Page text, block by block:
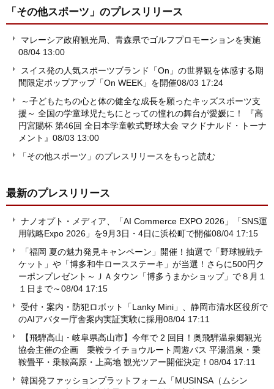
「その他スポーツ」 のプレスリリース
マレーシア政府観光局、青森県でゴルフプロモーションを実施
08/04 13:00
スイス発の人気スポーツブランド「On」の世界観を体感する期
間限定ポップアップ「On WEEK」を開催08/03 17:24
～子どもたちの心と体の健全な成長を願ったキッズスポーツ支
援～ 全国の学童球児たちにとっての憧れの舞台が愛媛に！ 『高
円宮賜杯 第46回 全日本学童軟式野球大会 マクドナルド・トーナ
メント』 08/03 13:00
「その他スポーツ」のプレスリリースをもっと読む
最新のプレスリリース
ナノオプト・メディア、「AI Commerce EXPO 2026」「SNS運
用戦略Expo 2026」を9月3日・4日に浜松町で開催08/04 17:15
「福岡 夏の魅力発見キャンペーン」開催！抽選で「野球観戦チ
ケット」や「博多和牛ロースステーキ」が当選！さらに500円ク
ーポンプレゼント～ＪＡタウン「博多うまかショップ」で８月１
１日まで～08/04 17:15
受付・案内・防犯ロボット「Lanky Mini」、静岡市清水区役所で
のAIアバター庁舎案内実証実験に採用08/04 17:11
【飛騨高山・岐阜県高山市】今年で 2 回目！奥飛騨温泉郷観光
協会主催の企画 乗鞍ライチョウルート周遊バス 平湯温泉・乗
鞍畳平・乗鞍高原・上高地 観光ツアー開催決定！ 08/04 17:11
韓国発ファッションプラットフォーム「MUSINSA（ムシン